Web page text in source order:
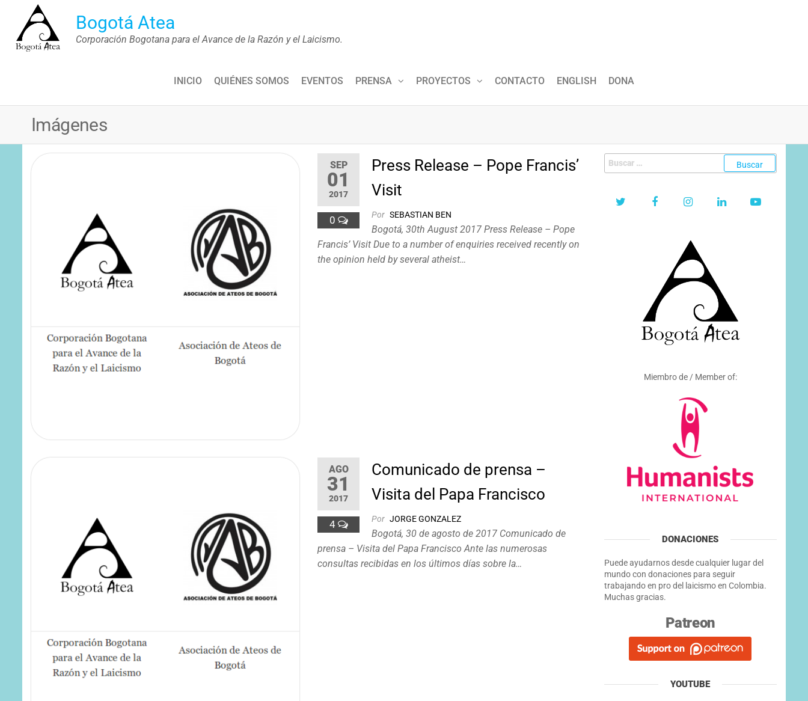
contenido
Bogotá Atea
Corporación Bogotana para el Avance de la Razón y el Laicismo.
INICIO QUIÉNES SOMOS EVENTOS PRENSA PROYECTOS CONTACTO ENGLISH DONA
Imágenes
SEP
01
2017
0
Press Release – Pope Francis’
Visit
Por SEBASTIAN BEN
Bogotá, 30th August 2017 Press Release – Pope
Francis’ Visit Due to a number of enquiries received recently on
the opinion held by several atheist…
AGO
31
2017
4
Comunicado de prensa –
Visita del Papa Francisco
Por JORGE GONZALEZ
Bogotá, 30 de agosto de 2017 Comunicado de
prensa – Visita del Papa Francisco Ante las numerosas
consultas recibidas en los últimos días sobre la…
Buscar:
Miembro de / Member of:
DONACIONES
Puede ayudarnos desde cualquier lugar del
mundo con donaciones para seguir
trabajando en pro del laicismo en Colombia.
Muchas gracias.
Patreon
YOUTUBE